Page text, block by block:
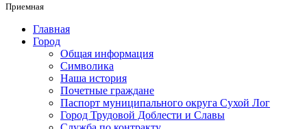
Приемная
Главная
Город
Общая информация
Символика
Наша история
Почетные граждане
Паспорт муниципального округа Сухой Лог
Город Трудовой Доблести и Славы